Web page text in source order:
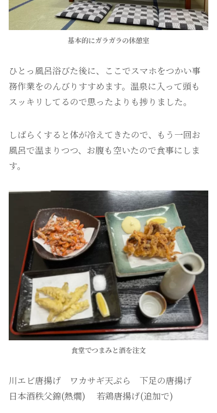
基本的にガラガラの休憩室
ひとっ風呂浴びた後に、ここでスマホをつかい事
務作業をのんびりすすめます。温泉に入って頭も
スッキリしてるので思ったよりも捗りました。
しばらくすると体が冷えてきたので、もう一回お
風呂で温まりつつ、お腹も空いたので食事にしま
す。
食堂でつまみと酒を注文
川エビ唐揚げ ワカサギ天ぷら 下足の唐揚げ
日本酒秩父錦(熱燗) 若鶏唐揚げ(追加で)